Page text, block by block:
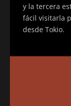
y la tercera
fácil visitarla
desde Tokio.